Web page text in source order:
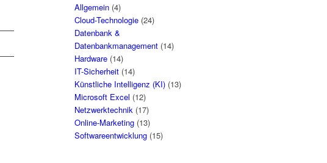
Allgemein (4)
Cloud-Technologie (24)
Datenbank &
Datenbankmanagement (14)
Hardware (14)
IT-Sicherheit (14)
Künstliche Intelligenz (KI) (13)
Microsoft Excel (12)
Netzwerktechnik (17)
Online-Marketing (13)
Softwareentwicklung (15)